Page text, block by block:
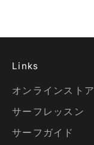
Links
オンラインストア
サーフレッスン
サーフガイド